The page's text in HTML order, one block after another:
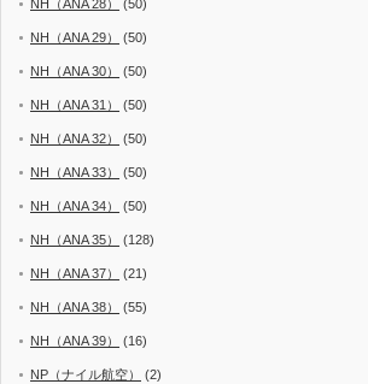
NH（ANA 28） (50)
NH（ANA 29） (50)
NH（ANA 30） (50)
NH（ANA 31） (50)
NH（ANA 32） (50)
NH（ANA 33） (50)
NH（ANA 34） (50)
NH（ANA 35） (128)
NH（ANA 37） (21)
NH（ANA 38） (55)
NH（ANA 39） (16)
NP（ナイル航空） (2)